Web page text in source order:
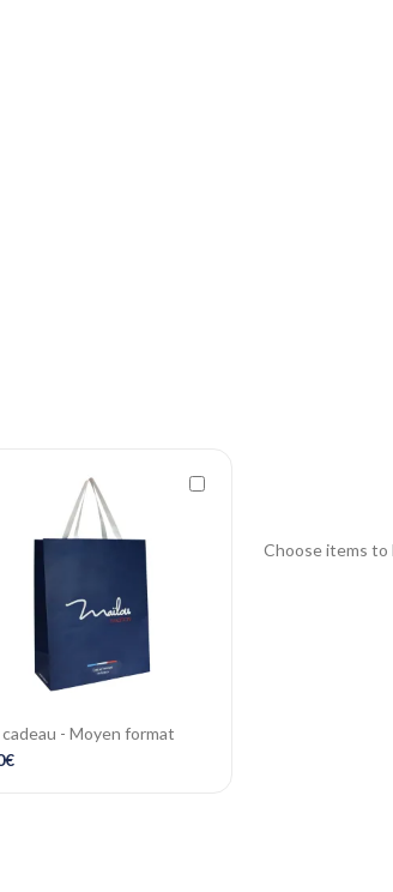
cadeau - Moyen format
€
Choose items